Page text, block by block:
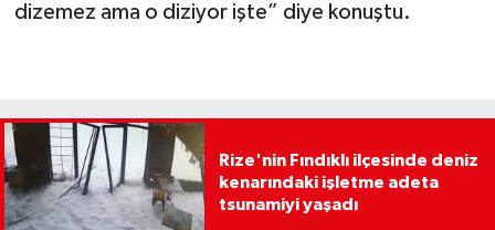
dizemez ama o diziyor işte” diye konuştu.
Rize'nin Fındıklı ilçesinde deniz
kenarındaki işletme adeta
tsunamiyi yaşadı